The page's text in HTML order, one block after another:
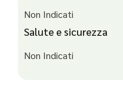
Non Indicati
Salute e sicurezza
Non Indicati